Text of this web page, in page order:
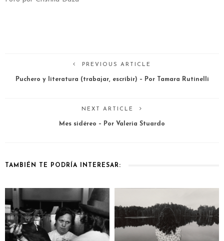
PREVIOUS ARTICLE
Puchero y literatura (trabajar, escribir) – Por Tamara Rutinelli
NEXT ARTICLE
Mes sidéreo – Por Valeria Stuardo
TAMBIÉN TE PODRÍA INTERESAR: